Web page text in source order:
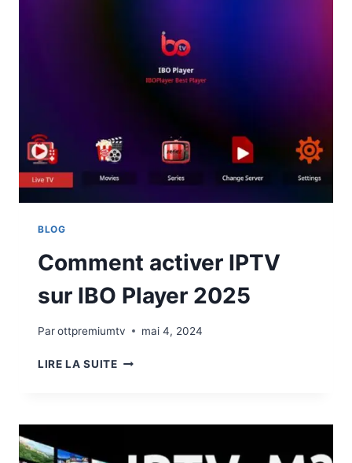
BLOG
Comment activer IPTV
sur IBO Player 2025
Parottpremiumtv mai 4, 2024
LIRE LA SUITE